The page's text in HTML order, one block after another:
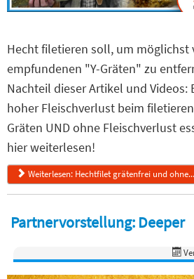
Hecht filetieren soll, um möglichst
empfundenen "Y-Gräten" zu
Nachteil dieser Artikel und Videos:
hoher Fleischverlust beim
Gräten UND ohne Fleischverlust
hier weiterlesen!
Weiterlesen: Hechtfilet grätenfrei und ohne...
Partnervorstellung: Deeper